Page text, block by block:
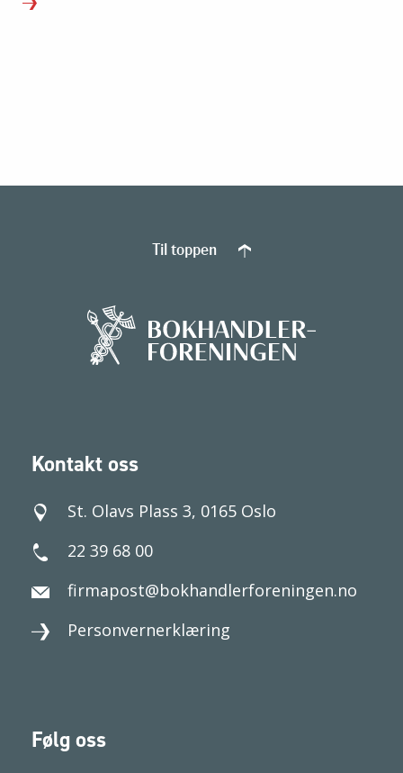
Kontakt oss
St. Olavs Plass 3, 0165 Oslo
22 39 68 00
firmapost@bokhandlerforeningen.no
Personvernerklæring
Følg oss
Til toppen